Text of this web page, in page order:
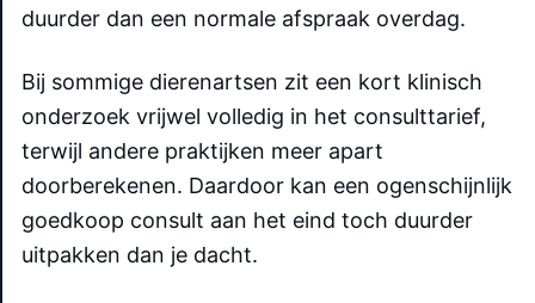
duurder dan een normale afspraak overdag.
Bij sommige dierenartsen zit een kort klinisch
onderzoek vrijwel volledig in het consulttarief,
terwijl andere praktijken meer apart
doorberekenen. Daardoor kan een ogenschijnlijk
goedkoop consult aan het eind toch duurder
uitpakken dan je dacht.